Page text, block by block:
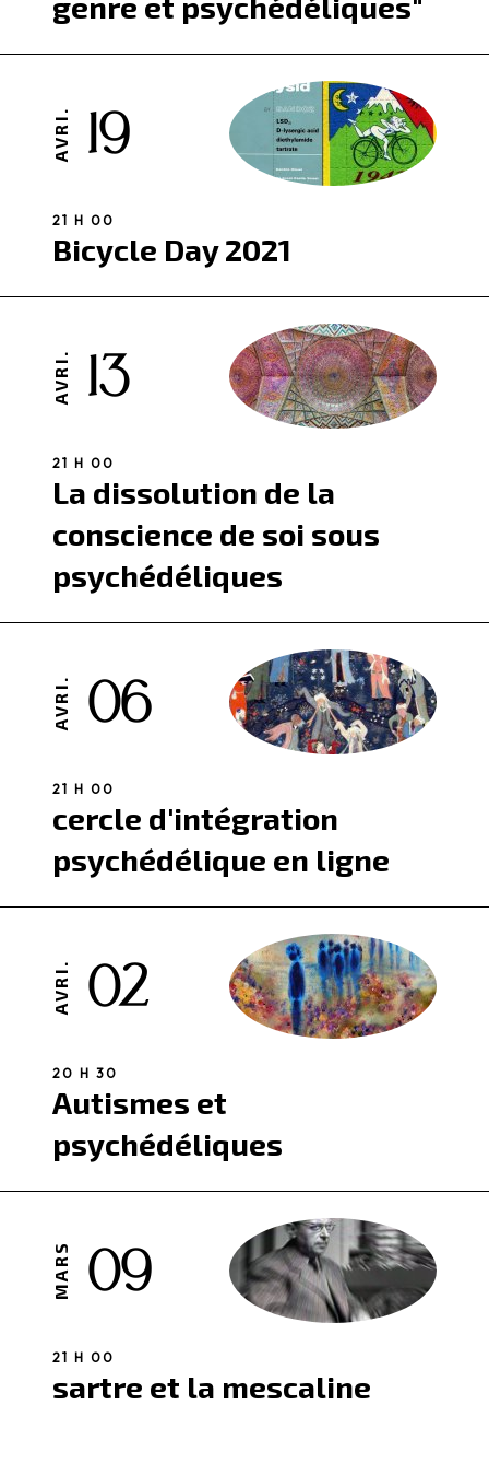
AVRI. 19
21 H 00
Bicycle Day 2021
AVRI. 13
21 H 00
La dissolution de la
conscience de soi sous
psychédéliques
AVRI. 06
21 H 00
cercle d'intégration
psychédélique en ligne
AVRI. 02
20 H 30
Autismes et
psychédéliques
MARS 09
21 H 00
sartre et la mescaline